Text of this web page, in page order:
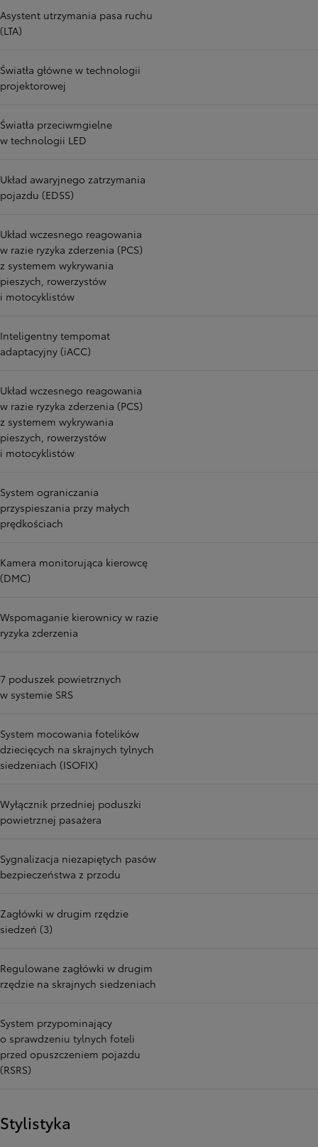
Asystent utrzymania pasa ruchu
(LTA)
Światła główne w technologii
projektorowej
Światła przeciwmgielne
w technologii LED
Układ awaryjnego zatrzymania
pojazdu (EDSS)
Układ wczesnego reagowania
w razie ryzyka zderzenia (PCS)
z systemem wykrywania
pieszych, rowerzystów
i motocyklistów
Inteligentny tempomat
adaptacyjny (iACC)
Układ wczesnego reagowania
w razie ryzyka zderzenia (PCS)
z systemem wykrywania
pieszych, rowerzystów
i motocyklistów
System ograniczania
przyspieszania przy małych
prędkościach
Kamera monitorująca kierowcę
(DMC)
Wspomaganie kierownicy w razie
ryzyka zderzenia
7 poduszek powietrznych
w systemie SRS
System mocowania fotelików
dziecięcych na skrajnych tylnych
siedzeniach (ISOFIX)
Wyłącznik przedniej poduszki
powietrznej pasażera
Sygnalizacja niezapiętych pasów
bezpieczeństwa z przodu
Zagłówki w drugim rzędzie
siedzeń (3)
Regulowane zagłówki w drugim
rzędzie na skrajnych siedzeniach
System przypominający
o sprawdzeniu tylnych foteli
przed opuszczeniem pojazdu
(RSRS)
Stylistyka